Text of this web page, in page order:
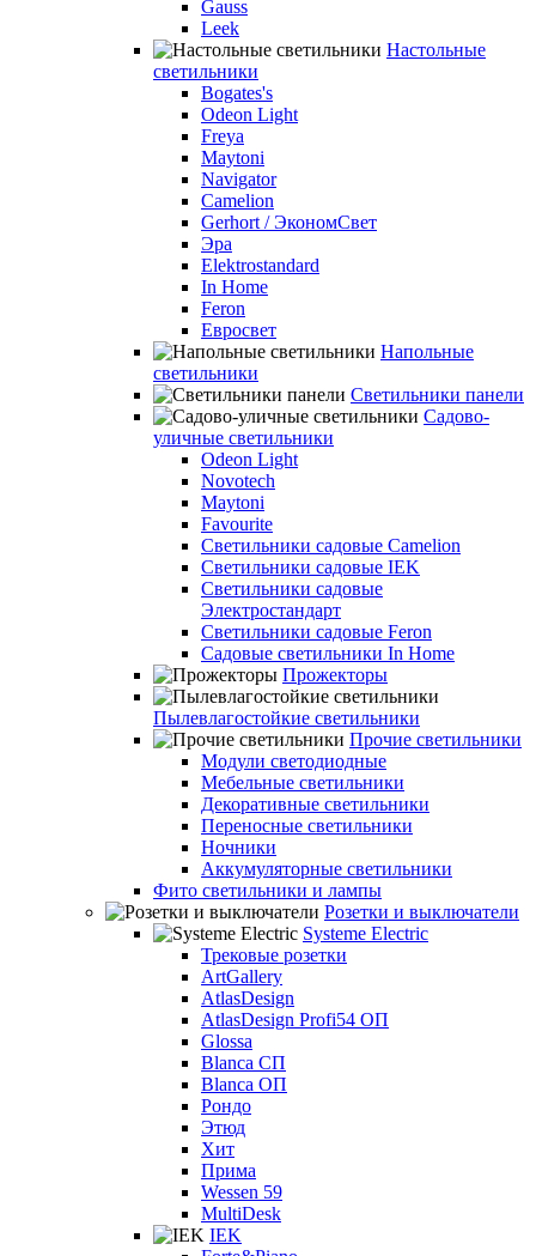
Gauss
Leek
Настольные
светильники
Bogates's
Odeon Light
Freya
Maytoni
Navigator
Camelion
Gerhort / ЭкономСвет
Эра
Elektrostandard
In Home
Feron
Евросвет
Напольные
светильники
Светильники панели
Садово-
уличные светильники
Odeon Light
Novotech
Maytoni
Favourite
Светильники садовые Camelion
Светильники садовые IEK
Светильники садовые
Электростандарт
Светильники садовые Feron
Садовые светильники In Home
Прожекторы
Пылевлагостойкие светильники
Прочие светильники
Модули светодиодные
Мебельные светильники
Декоративные светильники
Переносные светильники
Ночники
Аккумуляторные светильники
Фито светильники и лампы
Розетки и выключатели
Systeme Electric
Трековые розетки
ArtGallery
AtlasDesign
AtlasDesign Profi54 ОП
Glossa
Blanca СП
Blanca ОП
Рондо
Этюд
Хит
Прима
Wessen 59
MultiDesk
IEK